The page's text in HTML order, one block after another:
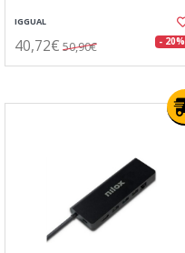
IGGUAL
40,72€ 50,90€ - 20%